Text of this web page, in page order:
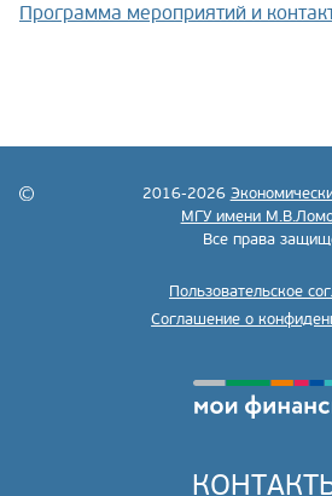
Программа мероприятий и
2016-2026
МГУ имени
Все права
Пользовательское
Соглашение о